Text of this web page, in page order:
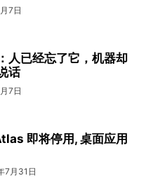
7日
人已经忘了它，机器却
话
7日
即将停用, 桌面应用
7月31日